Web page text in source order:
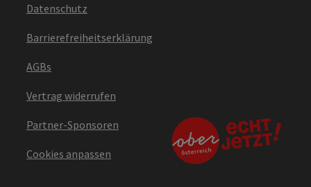
Datenschutz
Barrierefreiheitserklärung
AGBs
Vertrag widerrufen
Partner-Sponsoren
Cookies anpassen